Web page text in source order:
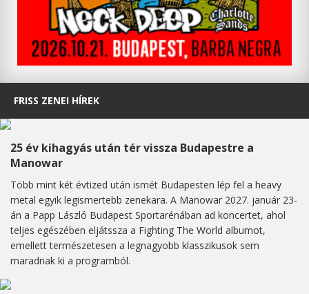
FRISS ZENEI HÍREK
25 év kihagyás után tér vissza Budapestre a
Manowar
Több mint két évtized után ismét Budapesten lép fel a heavy
metal egyik legismertebb zenekara. A Manowar 2027. január 23-
án a Papp László Budapest Sportarénában ad koncertet, ahol
teljes egészében eljátssza a Fighting The World albumot,
emellett természetesen a legnagyobb klasszikusok sem
maradnak ki a programból.